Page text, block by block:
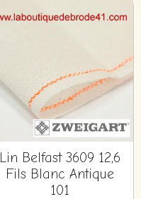
Lin Belfast 3609 12,6
Fils Blanc Antique
101